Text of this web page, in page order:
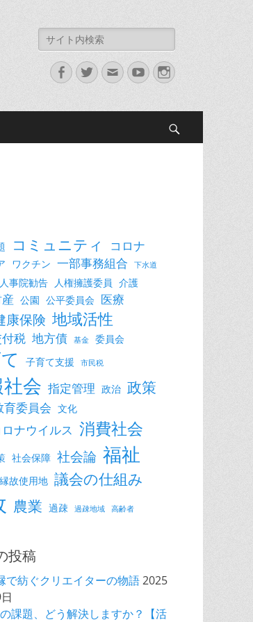
検
索:
Facebook
Twitter
メ
ー
YouTubeInstagram
コミュニティ コロナ
ワクチン 一部事務組合 下水道
人事院勧告 人権擁護委員 介護
公園 公平委員会 医療
康保険 地域活性
税 地方債 基金 委員会
子育て支援 市民税
会 指定管理 政治 政策
育委員会 文化
ナウイルス 消費社会
社会保障 社会論 福祉
縁故使用地 議会の仕組み
農業 過疎 過疎地域 高齢者
投稿
で紡ぐクリエイターの物語2025
課題、どう解決しますか？【活